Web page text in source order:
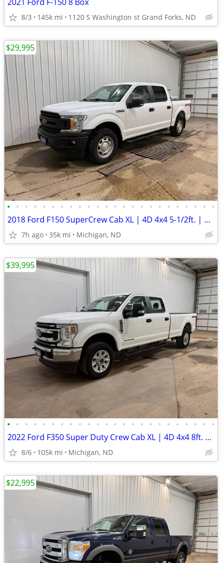
8/3 145k mi 1120 S Washington st Grand Forks, ND
• • • • • • • • • • • • • • • • • • • • • • • •
2018 Ford F150 SuperCrew Cab XL | 4D 4x4 5-1/2ft. | 35k Miles
7h ago 35k mi Michigan, ND
$29,995
• • • • • • • • • • • • • • • • • • • • • • • •
2022 Ford F350 Super Duty Crew Cab XL | 4D 4x4 8ft. | 104k Miles
8/6 105k mi Michigan, ND
$39,995
$22,995